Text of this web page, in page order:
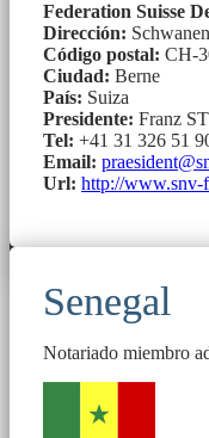
Federation Suisse
Dirección:
Código postal: CH-
Ciudad: Berne
País: Suiza
Presidente: Franz
Tel: +41 31 326 51
Email:
Url: http://www.snv-
Senegal
Notariado miembro